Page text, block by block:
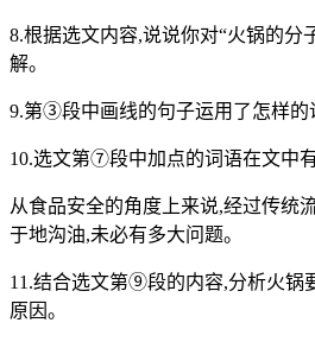
8.根据选文内容,说说你对“火锅的分
解。
9.第③段中画线的句子运用了怎样的
10.选文第⑦段中加点的词语在文中
从食品安全的角度上来说,经过传统
于地沟油,未必有多大问题。
11.结合选文第⑨段的内容,分析火锅
原因。